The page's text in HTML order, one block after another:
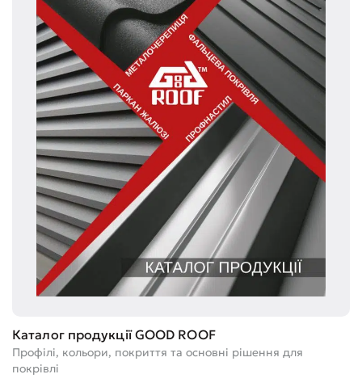
Каталог продукції GOOD ROOF
Профілі, кольори, покриття та основні рішення для
покрівлі